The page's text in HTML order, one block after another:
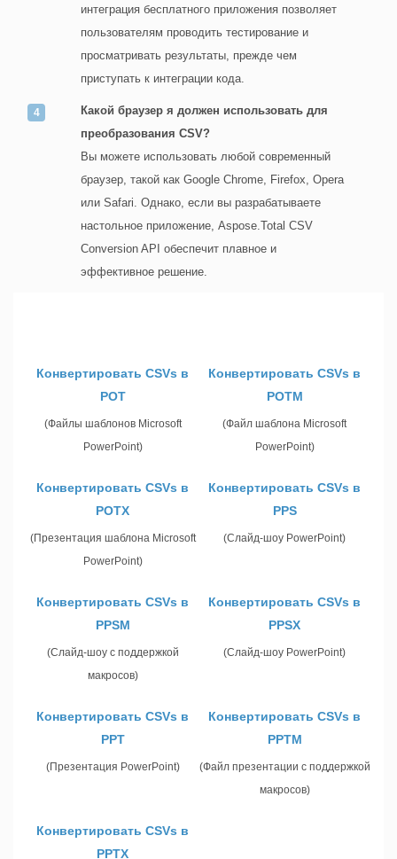
интеграция бесплатного приложения позволяет
пользователям проводить тестирование и
просматривать результаты, прежде чем
приступать к интеграции кода.
Какой браузер я должен использовать для
преобразования CSV?
Вы можете использовать любой современный
браузер, такой как Google Chrome, Firefox, Opera
или Safari. Однако, если вы разрабатываете
настольное приложение, Aspose.Total CSV
Conversion API обеспечит плавное и
эффективное решение.
Конвертировать CSVs в
POT
(Файлы шаблонов Microsoft
PowerPoint)
Конвертировать CSVs в
POTM
(Файл шаблона Microsoft
PowerPoint)
Конвертировать CSVs в
POTX
(Презентация шаблона Microsoft
PowerPoint)
Конвертировать CSVs в
PPS
(Слайд-шоу PowerPoint)
Конвертировать CSVs в
PPSM
(Слайд-шоу с поддержкой
макросов)
Конвертировать CSVs в
PPSX
(Слайд-шоу PowerPoint)
Конвертировать CSVs в
PPT
(Презентация PowerPoint)
Конвертировать CSVs в
PPTM
(Файл презентации с поддержкой
макросов)
Конвертировать CSVs в
PPTX